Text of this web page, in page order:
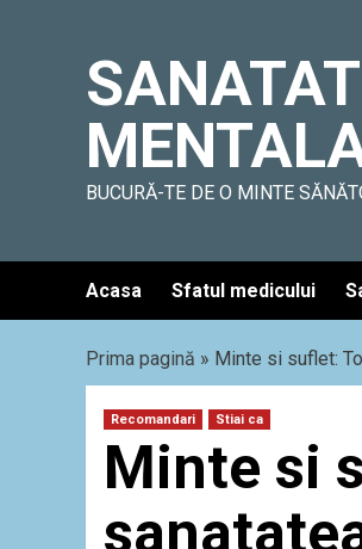
BUCURĂ-TE DE O MINTE
Acasa Sfatul medicului
Prima pagină » Minte si suflet:
Recomandari Stiai ca
Minte si